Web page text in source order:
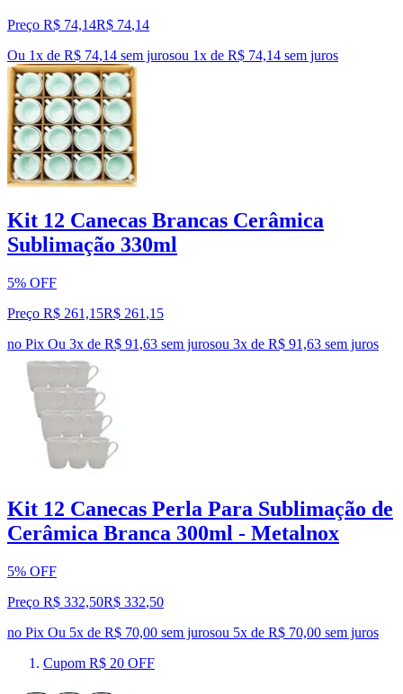
Preço R$ 74,14R$ 74,14
Ou 1x de R$ 74,14 sem jurosou 1x de R$ 74,14 sem juros
Kit 12 Canecas Brancas Cerâmica
Sublimação 330ml
5% OFF
Preço R$ 261,15R$ 261 ,15
no Pix Ou 3x de R$ 91,63 sem jurosou 3x de R$ 91,63 sem juros
Kit 12 Canecas Perla Para Sublimação de
Cerâmica Branca 300ml - Metalnox
5% OFF
Preço R$ 332,50R$ 332,50
no Pix Ou 5x de R$ 70,00 sem jurosou 5x de R$ 70,00 sem juros
Cupom R$ 20 OFF